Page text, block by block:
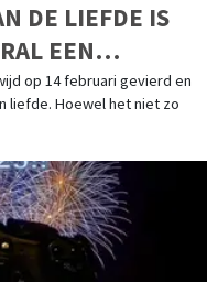
DE LIEFDE IS
EEN
op 14 februari gevierd en
liefde. Hoewel het niet zo